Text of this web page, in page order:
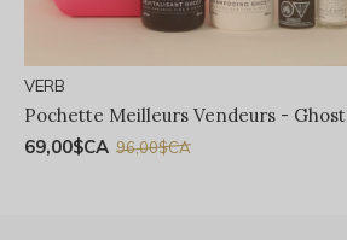
VERB
Pochette Meilleurs Vendeurs - Ghost
69,00$CA 96,00$CA